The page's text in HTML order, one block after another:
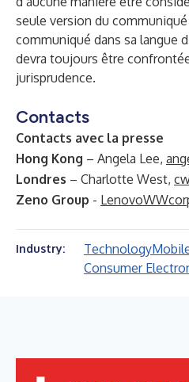
seule version du
communiqué dans sa langue
devra toujours être
jurisprudence.
Contacts
Contacts avec la presse
Hong Kong – Angela Lee,
Londres – Charlotte West,
Zeno Group -
Industry: Technology
Consumer